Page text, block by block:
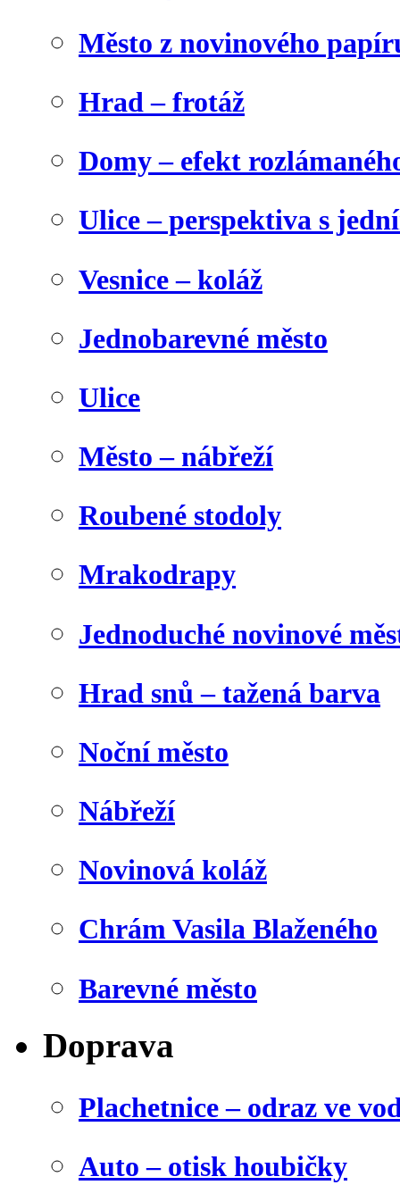
Město z novinového
Hrad – frotáž
Domy – efekt
Ulice – perspektiva s
Vesnice – koláž
Jednobarevné město
Ulice
Město – nábřeží
Roubené stodoly
Mrakodrapy
Jednoduché novinové
Hrad snů – tažená barva
Noční město
Nábřeží
Novinová koláž
Chrám Vasila Blaženého
Barevné město
Doprava
Plachetnice – odraz ve
Auto – otisk houbičky